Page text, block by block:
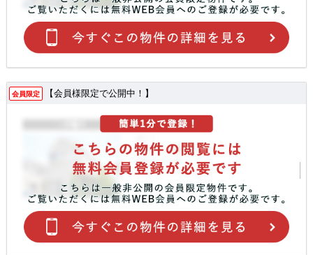
会員限定 【会員様限定で公開中！】